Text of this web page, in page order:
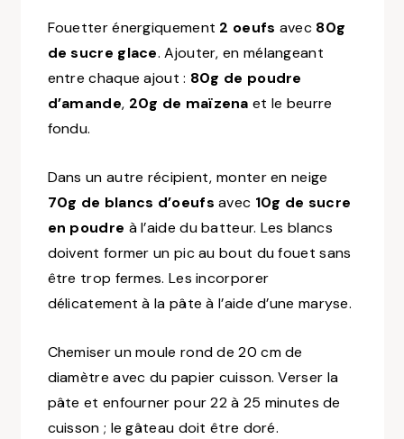
Fouetter énergiquement 2 oeufs avec 80g
de sucre glace. Ajouter, en mélangeant
entre chaque ajout : 80g de poudre
d’amande, 20g de maïzena et le beurre
fondu.
Dans un autre récipient, monter en neige
70g de blancs d’oeufs avec 10g de sucre
en poudre à l’aide du batteur. Les blancs
doivent former un pic au bout du fouet sans
être trop fermes. Les incorporer
délicatement à la pâte à l’aide d’une maryse.
Chemiser un moule rond de 20 cm de
diamètre avec du papier cuisson. Verser la
pâte et enfourner pour 22 à 25 minutes de
cuisson ; le gâteau doit être doré.